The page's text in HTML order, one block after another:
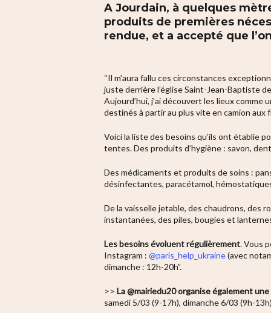
A Jourdain, à quelques
produits de premières
rendue, et a accepté que
“Il m’aura fallu ces circonstances
juste derrière l’église Saint-Jean-Baptiste
Aujourd’hui, j’ai découvert les lieux
destinés à partir au plus vite en camion aux
Voici la liste des besoins qu’ils ont établie
tentes. Des produits d’hygiène : savon,
Des médicaments et produits de soins :
désinfectantes, paracétamol,
De la vaisselle jetable, des chaudrons, des
instantanées, des piles, bougies et
Les besoins évoluent régulièrement. Vous
Instagram : @paris_help_ukraine(avec
dimanche : 12h-20h”.
>> La @mairiedu20 organise également
samedi 5/03 (9-17h), dimanche 6/03 (9h-